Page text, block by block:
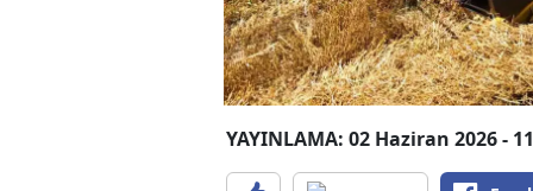
YAYINLAMA: 02 Haziran 2026 -